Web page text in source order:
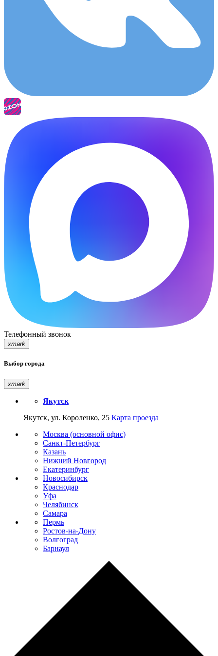
Телефонный звонок
xmark
Выбор города
xmark
Якутск
Якутск, ул. Короленко, 25 Карта проезда
Москва (основной офис)
Санкт-Петербург
Казань
Нижний Новгород
Екатеринбург
Новосибирск
Краснодар
Уфа
Челябинск
Самара
Пермь
Ростов-на-Дону
Волгоград
Барнаул